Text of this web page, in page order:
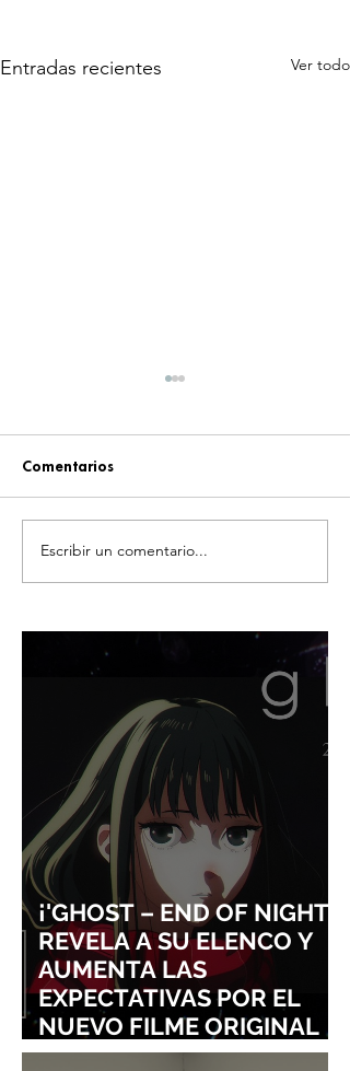
Entradas recientes Ver todo
¡NINTENDO SIGUE
IMPARABLE! SWITCH 2 YA
DOMINIO DE LA GRAN N
Comentarios
Escribir un comentario...
¡'GHOST – END OF NIGHT'
REVELA A SU ELENCO Y
AUMENTA LAS
EXPECTATIVAS POR EL
NUEVO FILME ORIGINAL
DE SHINGO NATSUME!